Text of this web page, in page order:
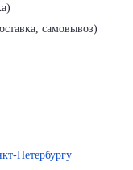
самовывоз)
Петербургу